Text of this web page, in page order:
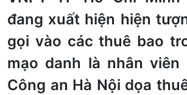
đang xuất hiện hiện
gọi vào các thuê bao
mạo danh là nhân viên
Công an Hà Nội dọa